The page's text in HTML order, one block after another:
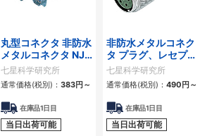
丸型コネクタ 非防水
メタルコネクタ NJC
シリーズ
七星科学研究所
通常価格(税別)： 383円～
在庫品1日目
当日出荷可能
非防水メタルコネク
タ プラグ、レセプタ
クル、アダプタ
NCSシリーズ
七星科学研究所
通常価格(税別)： 490円～
在庫品1日目
当日出荷可能